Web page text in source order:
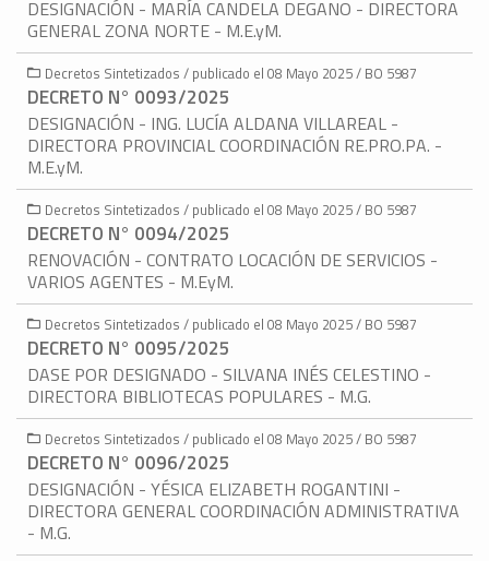
DESIGNACIÓN - MARÍA CANDELA DEGANO - DIRECTORA
GENERAL ZONA NORTE - M.E.yM.
Decretos Sintetizados / publicado el 08 Mayo 2025 / BO 5987
DECRETO N° 0093/2025
DESIGNACIÓN - ING. LUCÍA ALDANA VILLAREAL -
DIRECTORA PROVINCIAL COORDINACIÓN RE.PRO.PA. -
M.E.yM.
Decretos Sintetizados / publicado el 08 Mayo 2025 / BO 5987
DECRETO N° 0094/2025
RENOVACIÓN - CONTRATO LOCACIÓN DE SERVICIOS -
VARIOS AGENTES - M.EyM.
Decretos Sintetizados / publicado el 08 Mayo 2025 / BO 5987
DECRETO N° 0095/2025
DASE POR DESIGNADO - SILVANA INÉS CELESTINO -
DIRECTORA BIBLIOTECAS POPULARES - M.G.
Decretos Sintetizados / publicado el 08 Mayo 2025 / BO 5987
DECRETO N° 0096/2025
DESIGNACIÓN - YÉSICA ELIZABETH ROGANTINI -
DIRECTORA GENERAL COORDINACIÓN ADMINISTRATIVA
- M.G.